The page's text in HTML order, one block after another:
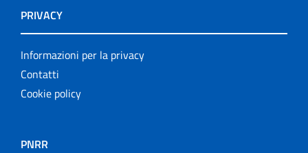
PRIVACY
Informazioni per la privacy
Contatti
Cookie policy
PNRR